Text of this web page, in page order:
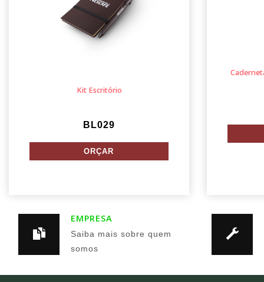
Kit Escritório
BL029
EMPRESA
Saiba mais sobre quem
somos